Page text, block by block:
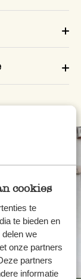
cookies
te
te bieden en
we
onze partners
partners
informatie